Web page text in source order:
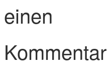
einen
Kommentar